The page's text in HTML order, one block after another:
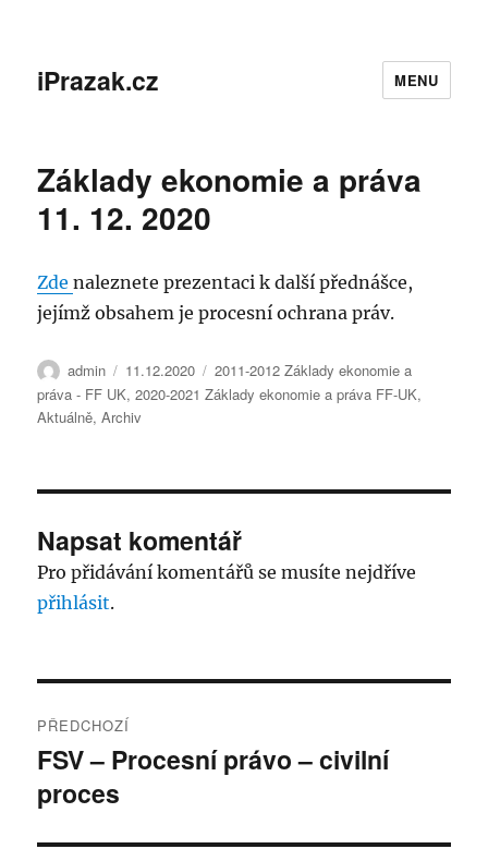
iPrazak.cz MENU
Základy ekonomie a práva
11. 12. 2020
Zdenaleznete prezentaci k další přednášce,
jejímž obsahem je procesní ochrana práv.
Autor:
admin Publikováno:
11.12.2020 Rubriky:
2011-2012 Základy ekonomie a
práva - FF UK,2020-2021 Základy ekonomie a práva FF-UK,
Aktuálně,Archiv
Napsat komentář
Pro přidávání komentářů se musíte nejdříve
přihlásit.
pro
příspěvek
PŘEDCHOZÍ
Předchozí
příspěvek:
FSV – Procesní právo – civilní
proces